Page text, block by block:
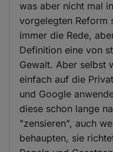
was aber nicht mal
vorgelegten Reform
immer die Rede,
Definition eine von
Gewalt. Aber selbst
einfach auf die
und Google
diese schon lange
"zensieren", auch
behaupten, sie